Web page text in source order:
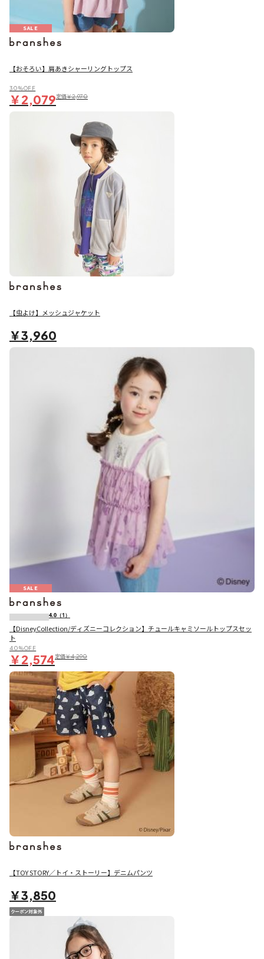
SALE
【おそろい】肩あきシャーリングトップス
30％OFF
￥2,079定価￥2,970
【虫よけ】メッシュジャケット
￥3,960
SALE
4.0 （1）
【DisneyCollection/ディズニーコレクション】チュールキャミソールトップスセッ
ト
40％OFF
￥2,574定価￥4,290
【TOY STORY／トイ・ストーリー】デニムパンツ
￥3,850